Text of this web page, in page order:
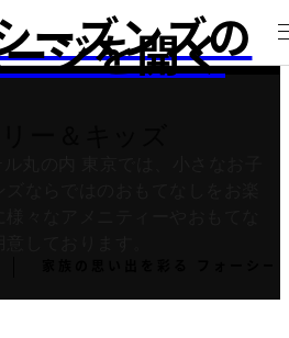
ーズンズの
ジを開く